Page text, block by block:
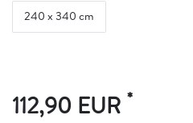
240 x 340 cm
112,90 EUR *